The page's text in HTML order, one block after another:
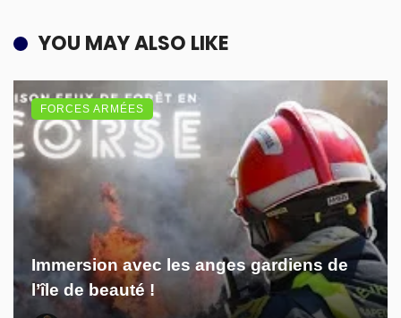
YOU MAY ALSO LIKE
Immersion avec les anges gardiens de
l’île de beauté !
FORCES ARMÉES